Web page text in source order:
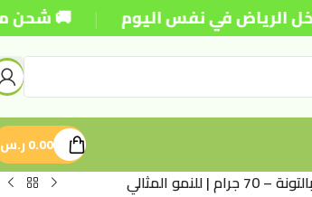
في نفس اليوم | 🚚 شحن مجاني
0.00ر.س
المثالي